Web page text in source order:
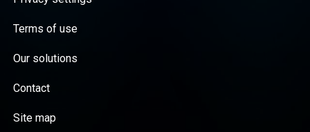
Terms of use
Our solutions
Contact
Site map